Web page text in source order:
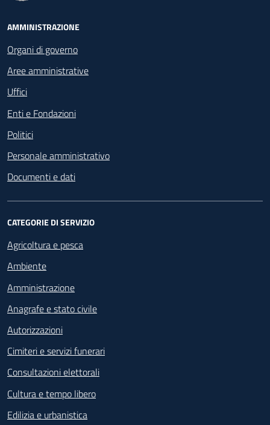
Footer - Navigazione
AMMINISTRAZIONE
Organi di governo
Aree amministrative
Uffici
Enti e Fondazioni
Politici
Personale amministrativo
Documenti e dati
CATEGORIE DI SERVIZIO
Agricoltura e pesca
Ambiente
Amministrazione
Anagrafe e stato civile
Autorizzazioni
Cimiteri e servizi funerari
Consultazioni elettorali
Cultura e tempo libero
Edilizia e urbanistica